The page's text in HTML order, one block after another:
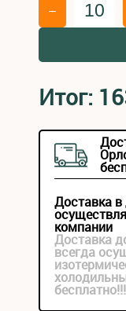
–
Итог:
Доставка
компании
Доставка
всегда
бесплатно!!!